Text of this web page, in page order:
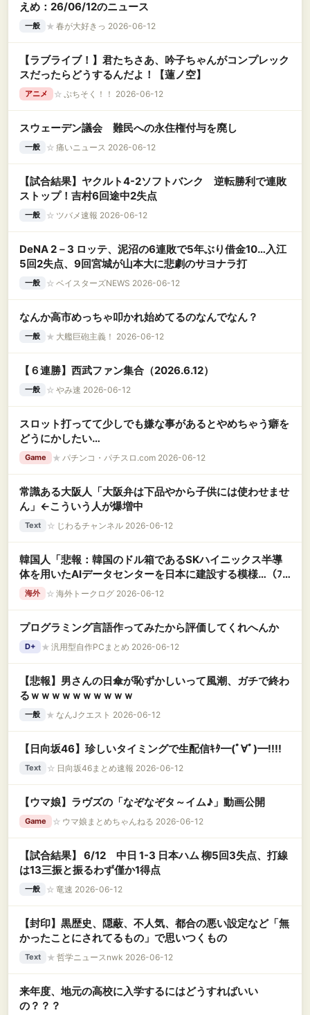
えめ：26/06/12のニュース
一般 ★ 春が大好きっ 2026-06-12
【ラブライブ！】君たちさあ、吟子ちゃんがコンプレック
スだったらどうするんだよ！【蓮ノ空】
アニメ ☆ ぷちそく！！ 2026-06-12
スウェーデン議会 難民への永住権付与を廃し
一般 ☆ 痛いニュース 2026-06-12
【試合結果】ヤクルト4-2ソフトバンク 逆転勝利で連敗
ストップ！吉村6回途中2失点
一般 ☆ ツバメ速報 2026-06-12
DeNA 2－3 ロッテ、泥沼の6連敗で5年ぶり借金10…入江
5回2失点、9回宮城が山本大に悲劇のサヨナラ打
一般 ☆ ベイスターズNEWS 2026-06-12
なんか高市めっちゃ叩かれ始めてるのなんでなん？
一般 ★ 大艦巨砲主義！ 2026-06-12
【６連勝】西武ファン集合（2026.6.12）
一般 ☆ やみ速 2026-06-12
スロット打ってて少しでも嫌な事があるとやめちゃう癖を
どうにかしたい…
Game ★ パチンコ・パチスロ.com 2026-06-12
常識ある大阪人「大阪弁は下品やから子供には使わせませ
ん」←こういう人が爆増中
Text ☆ じわるチャンネル 2026-06-12
韓国人「悲報：韓国のドル箱であるSKハイニックス半導
体を用いたAIデータセンターを日本に建設する模様…（ﾌﾞ
ﾙﾌﾞﾙ」＝韓国の反応
海外 ☆ 海外トークログ 2026-06-12
プログラミング言語作ってみたから評価してくれへんか
D+ ★ 汎用型自作PCまとめ 2026-06-12
【悲報】男さんの日傘が恥ずかしいって風潮、ガチで終わ
るｗｗｗｗｗｗｗｗｗｗ
一般 ★ なんJクエスト 2026-06-12
【日向坂46】珍しいタイミングで生配信ｷﾀ━(ﾟ∀ﾟ)━!!!!
Text ☆ 日向坂46まとめ速報 2026-06-12
【ウマ娘】ラヴズの「なぞなぞタ～イム♪」動画公開
Game ☆ ウマ娘まとめちゃんねる 2026-06-12
【試合結果】 6/12 中日 1-3 日本ハム 柳5回3失点、打線
は13三振と振るわず僅か1得点
一般 ☆ 竜速 2026-06-12
【封印】黒歴史、隠蔽、不人気、都合の悪い設定など「無
かったことにされてるもの」で思いつくもの
Text ★ 哲学ニュースnwk 2026-06-12
来年度、地元の高校に入学するにはどうすればいい
の？？？